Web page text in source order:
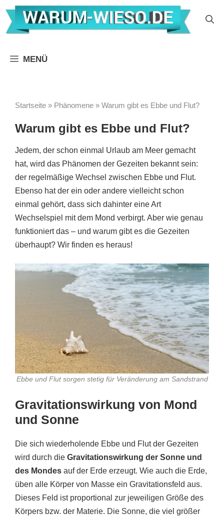
Zum
Inhalt
springen
MENÜ
Startseite » Phänomene » Warum gibt es Ebbe und Flut?
Warum gibt es Ebbe und Flut?
Jedem, der schon einmal Urlaub am Meer gemacht
hat, wird das Phänomen der Gezeiten bekannt sein:
der regelmäßige Wechsel zwischen Ebbe und Flut.
Ebenso hat der ein oder andere vielleicht schon
einmal gehört, dass sich dahinter eine Art
Wechselspiel mit dem Mond verbirgt. Aber wie genau
funktioniert das – und warum gibt es die Gezeiten
überhaupt? Wir finden es heraus!
Ebbe und Flut sorgen stetig für Veränderung am Sandstrand
Gravitationswirkung von Mond
und Sonne
Die sich wiederholende Ebbe und Flut der Gezeiten
wird durch die Gravitationswirkung der Sonne und
des Mondes auf der Erde erzeugt. Wie auch die Erde,
üben alle Körper von Masse ein Gravitationsfeld aus.
Dieses Feld ist proportional zur jeweiligen Größe des
Körpers bzw. der Materie. Die Sonne, die viel größer